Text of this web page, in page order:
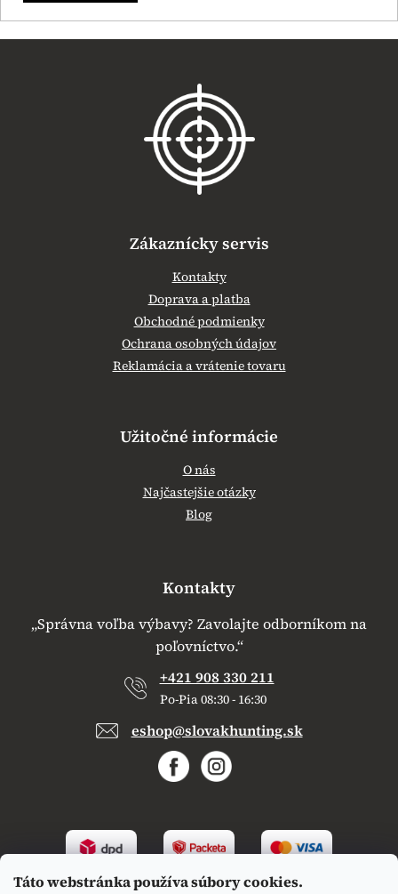
Táto webstránka používa súbory cookies.
Z
Zákaznícky servis
Kontakty
Doprava a platba
Obchodné podmienky
Ochrana osobných údajov
Reklamácia a vrátenie tovaru
Užitočné informácie
O nás
Najčastejšie otázky
Blog
Kontakty
„Správna voľba výbavy? Zavolajte odborníkom na
poľovníctvo.“
+421 908 330 211
Po-Pia 08:30 - 16:30
eshop@slovakhunting.sk